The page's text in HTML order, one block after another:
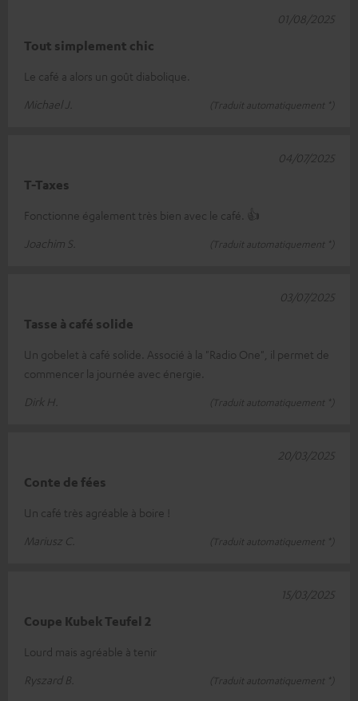
Tout simplement chic
Le café a alors un goût diabolique.
Michael J.
(Traduit automatiquement *)
01/08/2025
T-Taxes
Fonctionne également très bien avec le café. 👍
Joachim S.
(Traduit automatiquement *)
04/07/2025
Tasse à café solide
Un gobelet à café solide. Associé à la "Radio One", il permet de
commencer la journée avec énergie.
Dirk H.
(Traduit automatiquement *)
03/07/2025
Conte de fées
Un café très agréable à boire !
Mariusz C.
(Traduit automatiquement *)
20/03/2025
Coupe Kubek Teufel 2
Lourd mais agréable à tenir
Ryszard B.
(Traduit automatiquement *)
15/03/2025